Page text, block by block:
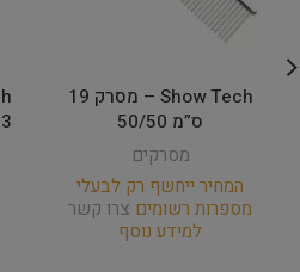
Show Tech – מסרק 19
ס”מ 50/50
מסרקים
המחיר ייחשף רק לבעלי
מספרות רשומים צרו קשר
למידע נוסף